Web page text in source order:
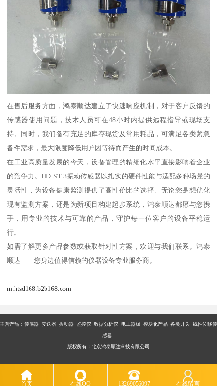
在售后服务方面，鸿泰顺达建立了快速响应机制，对于客户反馈的
传感器使用问题，技术人员可在48小时内提供远程指导或现场支
持。同时，我们备有充足的库存现货及常用耗品，可满足各类紧急
备件需求，最大限度降低用户因等待而产生的时间成本。
在工业高质量发展的今天，设备管理的精细化水平直接影响着企业
的竞争力。HD-ST-3振动传感器以扎实的硬件性能与适配多种场景的
灵活性，为设备健康监测提供了高性价比的选择。无论您是想优化
现有监测方案，还是为新项目构建起步系统，鸿泰顺达都愿与您携
手，用专业的技术与可靠的产品，守护每一位客户的设备平稳运
行。
如需了解更多产品参数或获取针对性方案，欢迎与我们联系。鸿泰
顺达——您身边值得信赖的仪器设备专业服务商。
m.htsd168.b2b168.com
主营产品：传感器 变送器 振动器 监控仪 数据分析仪 电工器械 模块化产品 各类开关 线性位移传
感器
版权所有：北京鸿泰顺达科技有限公司
首页 在线QQ 13269056097 在线留言